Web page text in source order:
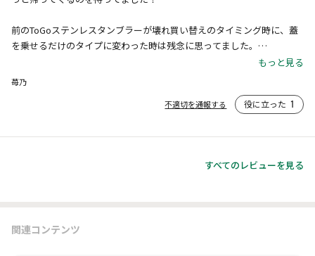
前のToGoステンレスタンブラーが壊れ買い替えのタイミング時に、蓋
を乗せるだけのタイプに変わった時は残念に思ってました。
買い替え時に473mlを購入し現在も使ってますが、家のマグカップ感覚
いて本当に重宝してます！
もっと見る
苺乃
不適切を通報する 役に立った 1
すべてのレビューを見る
関連コンテンツ